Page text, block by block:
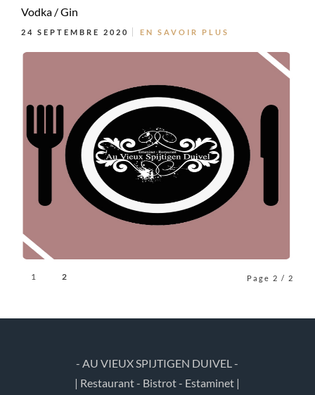
Vodka / Gin
24 SEPTEMBRE 2020 EN SAVOIR PLUS
1 2 Page 2 / 2
- AU VIEUX SPIJTIGEN DUIVEL -
| Restaurant - Bistrot - Estaminet |